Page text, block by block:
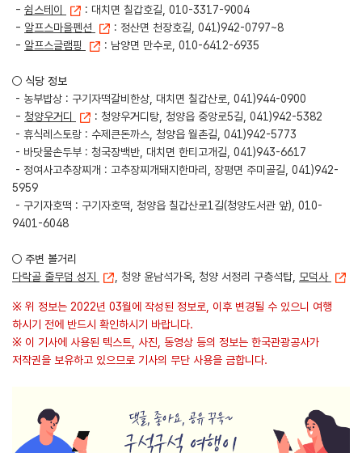
- 쉼스테이
: 대치면 칠갑호길, 010-3317-9004
- 알프스마을펜션
: 정산면 천장호길, 041)942-0797~8
- 알프스글램핑 : 남양면 만수로, 010-6412-6935
○ 식당 정보
- 농부밥상 : 구기자떡갈비한상, 대치면 칠갑산로, 041)944-0900
- 청양우거디
: 청양우거디탕, 청양읍 중앙로5길, 041)942-5382
- 휴식레스토랑 : 수제큰돈까스, 청양읍 월촌길, 041)942-5773
- 바닷물손두부 : 청국장백반, 대치면 한티고개길, 041)943-6617
- 정여사고추장찌개 : 고추장찌개돼지한마리, 장평면 주미골길, 041)942-
5959
- 구기자호떡 : 구기자호떡, 청양읍 칠갑산로1길(청양도서관 앞), 010-
9401-6048
○ 주변 볼거리
다락골 줄무덤 성지
, 청양 윤남석가옥, 청양 서정리 구층석탑, 모덕사
※ 위 정보는 2022년 03월에 작성된 정보로, 이후 변경될 수 있으니 여행
하시기 전에 반드시 확인하시기 바랍니다.
※ 이 기사에 사용된 텍스트, 사진, 동영상 등의 정보는 한국관광공사가
저작권을 보유하고 있으므로 기사의 무단 사용을 금합니다.